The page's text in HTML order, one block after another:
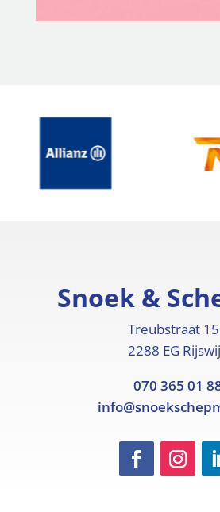
Snoek &
Treubstraat
2288 EG
070 365 01